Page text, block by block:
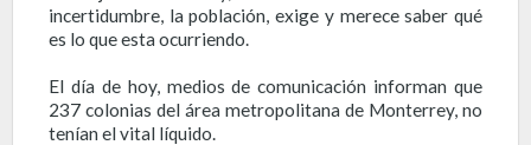
incertidumbre, la población, exige y merece saber qué
es lo que esta ocurriendo.
El día de hoy, medios de comunicación informan que
237 colonias del área metropolitana de Monterrey, no
tenían el vital líquido.